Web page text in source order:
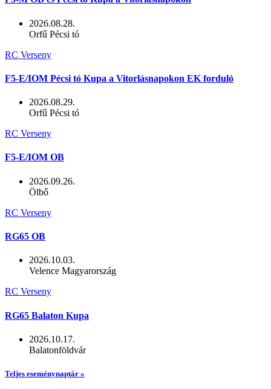
2026.08.28.
Orfű Pécsi tó
RC Verseny
F5-E/IOM Pécsi tó Kupa a Vitorlásnapokon EK forduló
2026.08.29.
Orfű Pécsi tó
RC Verseny
F5-E/IOM OB
2026.09.26.
Ölbő
RC Verseny
RG65 OB
2026.10.03.
Velence Magyarország
RC Verseny
RG65 Balaton Kupa
2026.10.17.
Balatonföldvár
Teljes eseménynaptár »